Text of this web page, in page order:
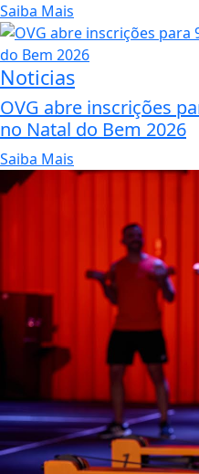
Saiba Mais
Noticias
OVG abre inscrições
no Natal do Bem 2026
Saiba Mais